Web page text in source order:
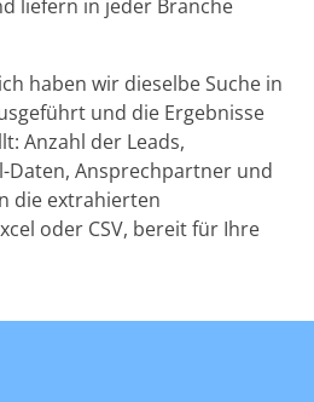
liefern in jeder Branche
haben wir dieselbe Suche in
und die Ergebnisse
Anzahl der Leads,
Daten, Ansprechpartner und
die extrahierten
oder CSV, bereit für Ihre